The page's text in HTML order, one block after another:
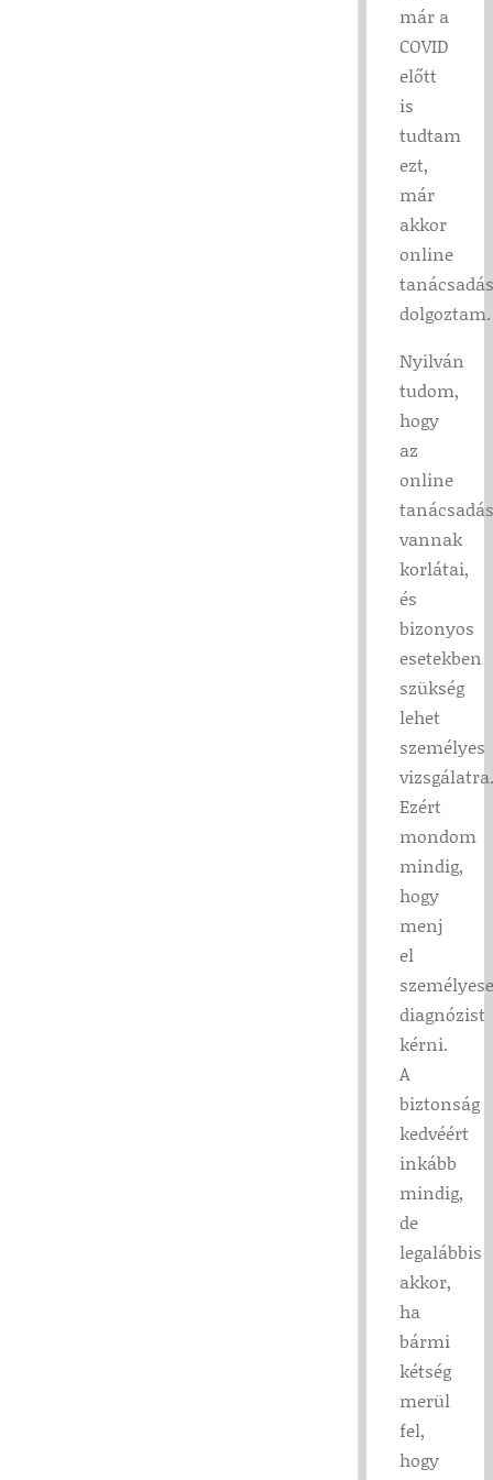
már a
COVID
előtt
is
tudtam
ezt,
már
akkor
online
dolgoztam.
Nyilván
tudom,
hogy
az
online
vannak
korlátai,
és
bizonyos
esetekben
szükség
lehet
személyes
vizsgálatra.
Ezért
mondom
mindig,
hogy
menj
el
diagnózist
kérni.
A
biztonság
kedvéért
inkább
mindig,
de
legalábbis
akkor,
ha
bármi
kétség
merül
fel,
hogy